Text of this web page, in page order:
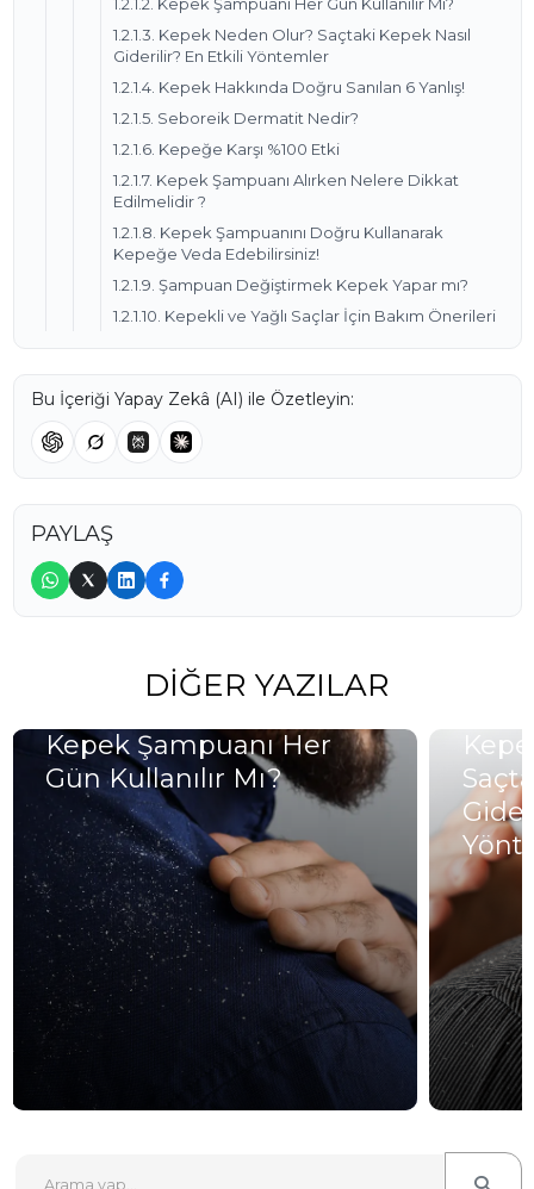
1.2.1.2. Kepek Şampuanı Her Gün Kullanılır Mı?
1.2.1.3. Kepek Neden Olur? Saçtaki Kepek Nasıl
Giderilir? En Etkili Yöntemler
1.2.1.4. Kepek Hakkında Doğru Sanılan 6 Yanlış!
1.2.1.5. Seboreik Dermatit Nedir?
1.2.1.6. Kepeğe Karşı %100 Etki
1.2.1.7. Kepek Şampuanı Alırken Nelere Dikkat
Edilmelidir ?
1.2.1.8. Kepek Şampuanını Doğru Kullanarak
Kepeğe Veda Edebilirsiniz!
1.2.1.9. Şampuan Değiştirmek Kepek Yapar mı?
1.2.1.10. Kepekli ve Yağlı Saçlar İçin Bakım Önerileri
Bu İçeriği Yapay Zekâ (AI) ile Özetleyin:
PAYLAŞ
DIĞER YAZILAR
Kepek Şampuanı Her
Gün Kullanılır Mı?